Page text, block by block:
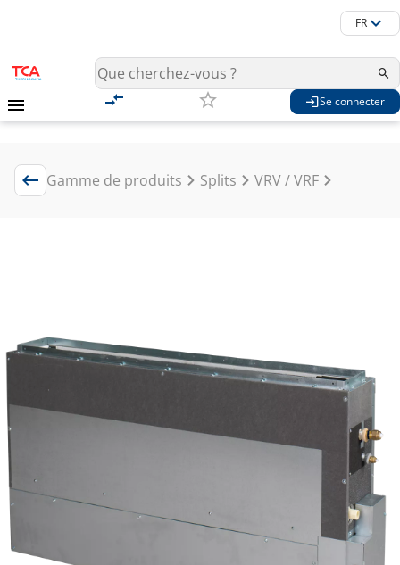
FR
Se connecter
Gamme de produits Splits VRV / VRF